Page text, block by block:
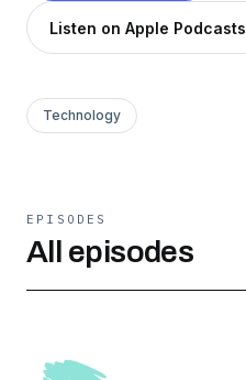
Listen on Apple Podcasts
Technology
EPISODES
All episodes